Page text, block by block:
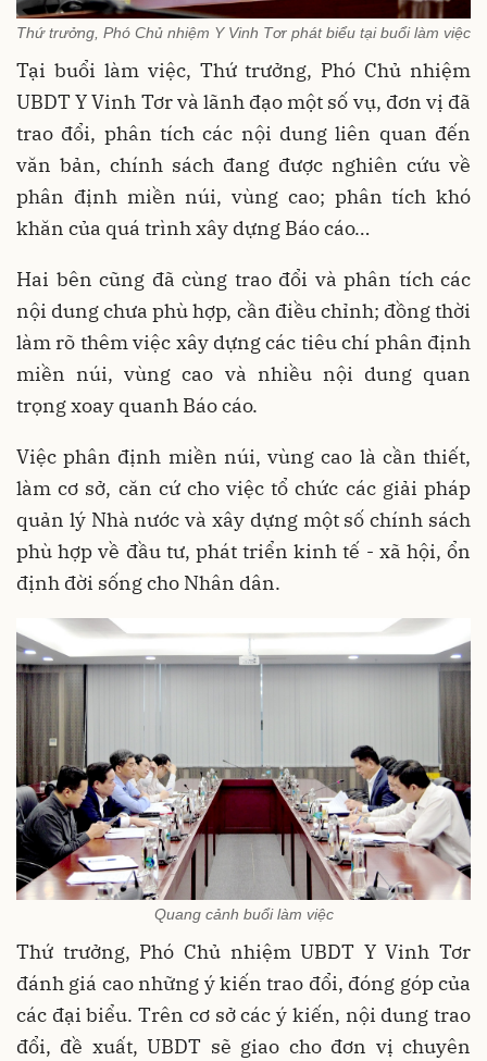
Thứ trưởng, Phó Chủ nhiệm Y Vinh Tơr phát biểu tại buổi làm việc
Tại buổi làm việc, Thứ trưởng, Phó Chủ nhiệm
UBDT Y Vinh Tơr và lãnh đạo một số vụ, đơn vị đã
trao đổi, phân tích các nội dung liên quan đến
văn bản, chính sách đang được nghiên cứu về
phân định miền núi, vùng cao; phân tích khó
khăn của quá trình xây dựng Báo cáo…
Hai bên cũng đã cùng trao đổi và phân tích các
nội dung chưa phù hợp, cần điều chỉnh; đồng thời
làm rõ thêm việc xây dựng các tiêu chí phân định
miền núi, vùng cao và nhiều nội dung quan
trọng xoay quanh Báo cáo.
Việc phân định miền núi, vùng cao là cần thiết,
làm cơ sở, căn cứ cho việc tổ chức các giải pháp
quản lý Nhà nước và xây dựng một số chính sách
phù hợp về đầu tư, phát triển kinh tế - xã hội, ổn
định đời sống cho Nhân dân.
Quang cảnh buổi làm việc
Thứ trưởng, Phó Chủ nhiệm UBDT Y Vinh Tơr
đánh giá cao những ý kiến trao đổi, đóng góp của
các đại biểu. Trên cơ sở các ý kiến, nội dung trao
đổi, đề xuất, UBDT sẽ giao cho đơn vị chuyên